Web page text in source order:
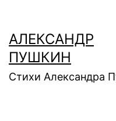
содержимому
АЛЕКСАНДР
ПУШКИН
Стихи Александра